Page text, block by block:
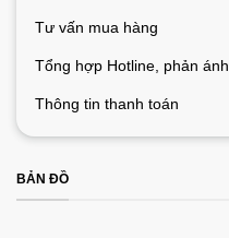
Tư vấn mua hàng
Tổng hợp Hotline, phản ánh
Thông tin thanh toán
BẢN ĐỒ